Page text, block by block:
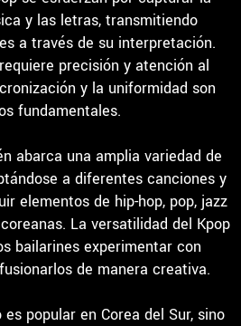
y las letras, transmitiendo
a través de su interpretación.
precisión y atención al
y la uniformidad son
fundamentales.
abarca una amplia variedad de
a diferentes canciones y
elementos de hip-hop, pop, jazz
La versatilidad del Kpop
bailarines experimentar con
de manera creativa.
popular en Corea del Sur, sino